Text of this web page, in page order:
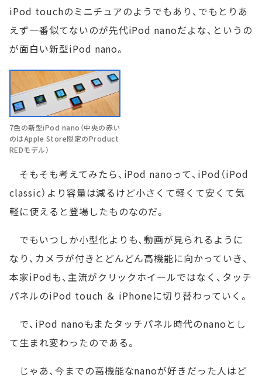
iPod touchのミニチュアのようでもあり、でもとりあ
えず一番似てないのが先代iPod nanoだよな、というの
が面白い新型iPod nano。
7色の新型iPod nano（中央の赤い
のはApple Store限定のProduct
REDモデル）
そもそも考えてみたら、iPod nanoって、iPod（iPod
classic）より容量は減るけど小さくて軽くて安くて気
軽に使えると登場したものなのだ。
でもいつしか小型化よりも、動画が見られるように
なり、カメラが付きとどんどん高機能に向かっていき、
本家iPodも、主流がクリックホイールではなく、タッチ
パネルのiPod touch ＆ iPhoneに切り替わっていく。
で、iPod nanoもまたタッチパネル時代のnanoとし
て生まれ変わったのである。
じゃあ、今までの高機能なnanoが好きだった人はど